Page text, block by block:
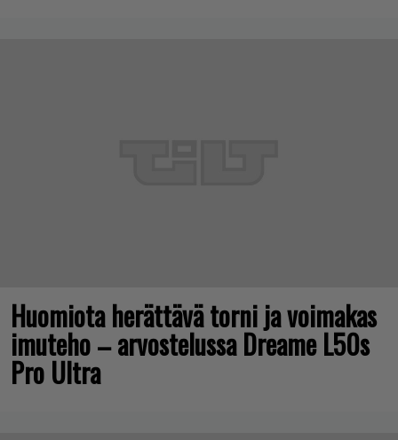
Huomiota herättävä torni ja voimakas
imuteho – arvostelussa Dreame L50s
Pro Ultra